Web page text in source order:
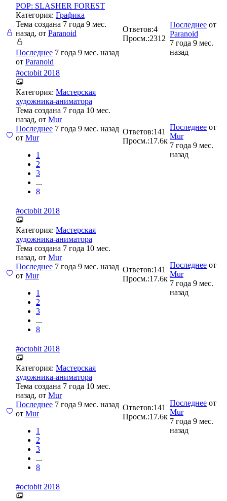
POP: SLASHER FOREST
Категория: Графика
Тема создана 7 года 9 мес.
назад, от Paranoid
Последнее 7 года 9 мес. назад
от Paranoid
Ответов:4
Просм.:2312
Последнее от
Paranoid
7 года 9 мес.
назад
#octobit 2018
Категория: Мастерская
художника-аниматора
Тема создана 7 года 10 мес.
назад, от Mur
Последнее 7 года 9 мес. назад
от Mur
1
2
3
...
8
Ответов:141
Просм.:17.6к
Последнее от
Mur
7 года 9 мес.
назад
#octobit 2018
Категория: Мастерская
художника-аниматора
Тема создана 7 года 10 мес.
назад, от Mur
Последнее 7 года 9 мес. назад
от Mur
1
2
3
...
8
Ответов:141
Просм.:17.6к
Последнее от
Mur
7 года 9 мес.
назад
#octobit 2018
Категория: Мастерская
художника-аниматора
Тема создана 7 года 10 мес.
назад, от Mur
Последнее 7 года 9 мес. назад
от Mur
1
2
3
...
8
Ответов:141
Просм.:17.6к
Последнее от
Mur
7 года 9 мес.
назад
#octobit 2018